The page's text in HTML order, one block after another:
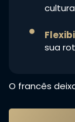
sua
O francês